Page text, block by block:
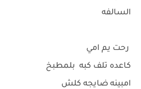
السالفه
رحت يم امي
كاعده تلف كبه بلمطبخ
امبينه ضايجه كلش